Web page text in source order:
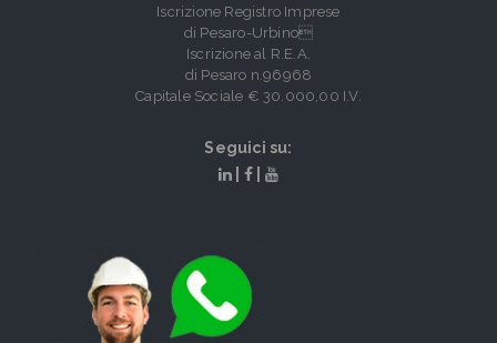
Iscrizione Registro Imprese
di Pesaro-Urbino
Iscrizione al R.E.A.
di Pesaro n.96968
Capitale Sociale € 30.000,00 I.V.
Seguici su: